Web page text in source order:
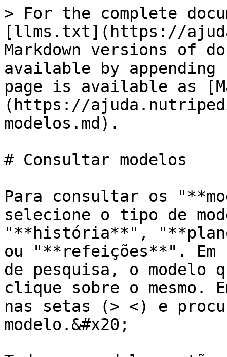
> For the complete
[llms.txt](https://
Markdown versions of
available by
page is available as
(https://
modelos.md).
# Consultar modelos
Para consultar os
selecione o tipo de
"**história**",
ou "**refeições**". Em
de pesquisa, o modelo
clique sobre o mesmo.
nas setas (> <) e
modelo.&#x20;